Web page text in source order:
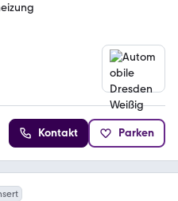
Kontakt Parken